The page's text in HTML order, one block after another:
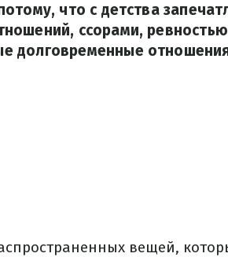
что с детства
ссорами,
долговременные
вещей,